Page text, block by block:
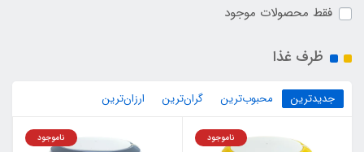
فقط محصولات موجود
ظرف غذا
جدیدترین محبوب‌ترین گران‌ترین ارزان‌ترین
ناموجود ناموجود